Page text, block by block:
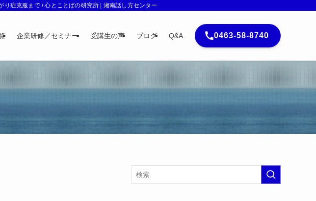
症克服まで / 心とことばの研究所 | 湘南話し方センター
企業研修／セミナー 受講生の声 ブログ Q&A 0463-58-8740